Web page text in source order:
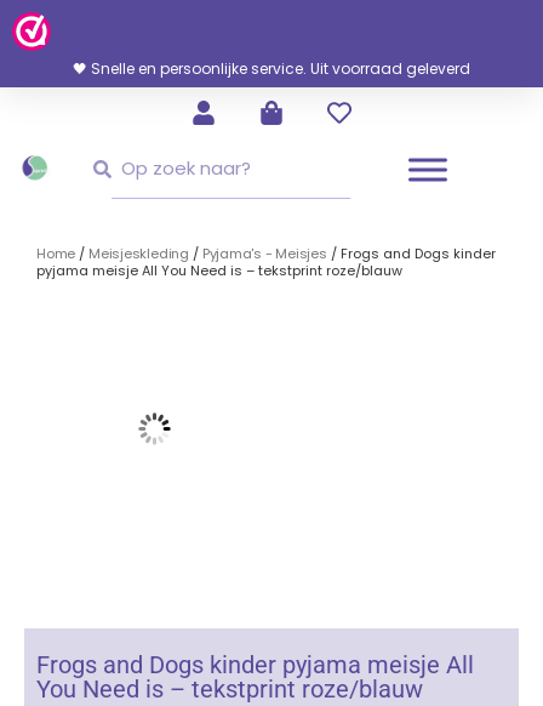
Ga
Naar
Inhoud
🖤 Snelle en persoonlijke service. Uit voorraad geleverd
Home / Meisjeskleding / Pyjama's - Meisjes / Frogs and Dogs kinder
pyjama meisje All You Need is – tekstprint roze/blauw
Frogs and Dogs kinder pyjama meisje All
You Need is – tekstprint roze/blauw